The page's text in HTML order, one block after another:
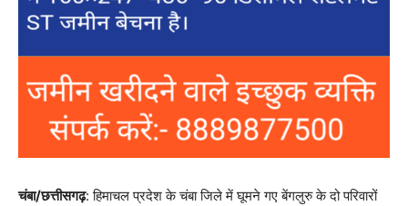
चंबा/छत्तीसगढ़: हिमाचल प्रदेश के चंबा जिले में घूमने गए बेंगलुरु के दो परिवारों